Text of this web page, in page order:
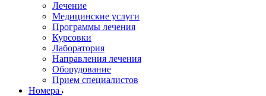
Лечение
Медицинские услуги
Программы лечения
Курсовки
Лаборатория
Направления лечения
Оборудование
Прием специалистов
Номера